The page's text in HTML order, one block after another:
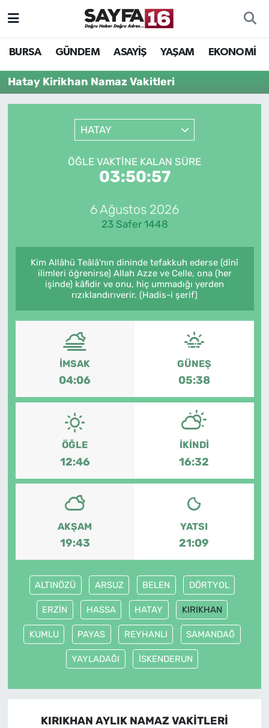
BURSA GÜNDEM ASAYİŞ YAŞAM EKONOMİ
Hatay Kirikhan Namaz Vakitleri
HATAY
ÖĞLE VAKTINE KALAN SÜRE
03:50:57
6 Ağustos 2026
23 Safer 1448
Kim Allâhü Teâlâ'nın dininde tefakkuh ederse (dînî
ilimleri öğrenirse) Allah Azze ve Celle, ona (her
işinde) kâfidir ve onu, hiç ummadığı yerden
rızıklandırıverir. (Hadis-i şerif)
İMSAK
04:06
GÜNEŞ
05:38
ÖĞLE
12:46
İKINDI
16:32
AKŞAM
19:43
YATSI
21:09
ALTINÖZÜ ARSUZ BELEN DÖRTYOL
ERZİN HASSA HATAY KIRIKHAN
KUMLU PAYAS REYHANLI SAMANDAĞ
YAYLADAĞI İSKENDERUN
KIRIKHAN AYLIK NAMAZ VAKITLERI
ÖZEL HABER
İNCELEME
MAGAZİN
DÜNYA
EĞİTİM
SAĞLIK
TV REHBERİ
Hava Durumu
Trafik Durumu
TFF 2.Lig Beyaz Grup Puan Durumu ve Fikstür
Tüm Manşetler
Son Dakika Haberleri